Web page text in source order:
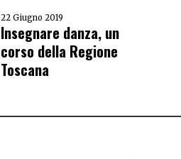
22 Giugno 2019
Insegnare danza, un
corso della Regione
Toscana